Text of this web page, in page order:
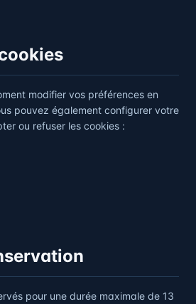
modifier vos préférences en
pouvez également configurer votre
ou refuser les cookies :
pour une durée maximale de 13